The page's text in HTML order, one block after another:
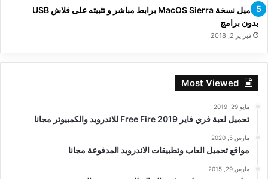
تحميل نسخة MacOS Sierra برابط مباشر و تثبيته على فلاش USB
بدون برامج
فبراير 2, 2018
Most Viewed
مايو 29, 2019
تحميل لعبة فري فاير Free Fire 2019 للاندرويد والكمبيوتر مجانا
مارس 5, 2020
مواقع تحميل العاب وتطبيقات الاندرويد المدفوعة مجانا
مارس 29, 2015